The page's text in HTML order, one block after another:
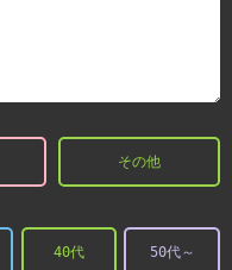
その他
40代 50代～